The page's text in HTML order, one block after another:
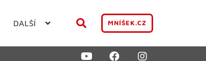
DALŠÍ MNÍŠEK.CZ